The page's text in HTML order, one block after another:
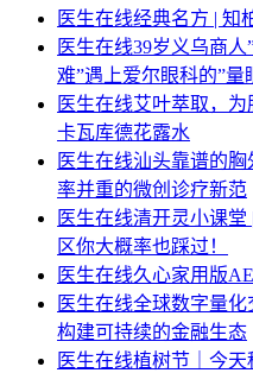
医生在线经典名方 | 知
医生在线39岁义乌商人
难”遇上爱尔眼科的”量
医生在线艾叶萃取，为
卡瓦库德花露水
医生在线汕头靠谱的
率并重的微创诊疗新范
医生在线清开灵小课堂
区你大概率也踩过！
医生在线久心家用版
医生在线全球数字量化
构建可持续的金融生态
医生在线植树节｜今天